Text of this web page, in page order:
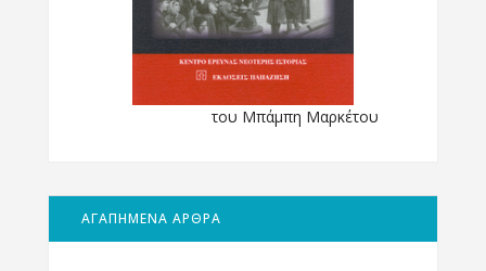
του Μπάμπη Μαρκέτου
ΑΓΑΠΗΜΕΝΑ ΑΡΘΡΑ